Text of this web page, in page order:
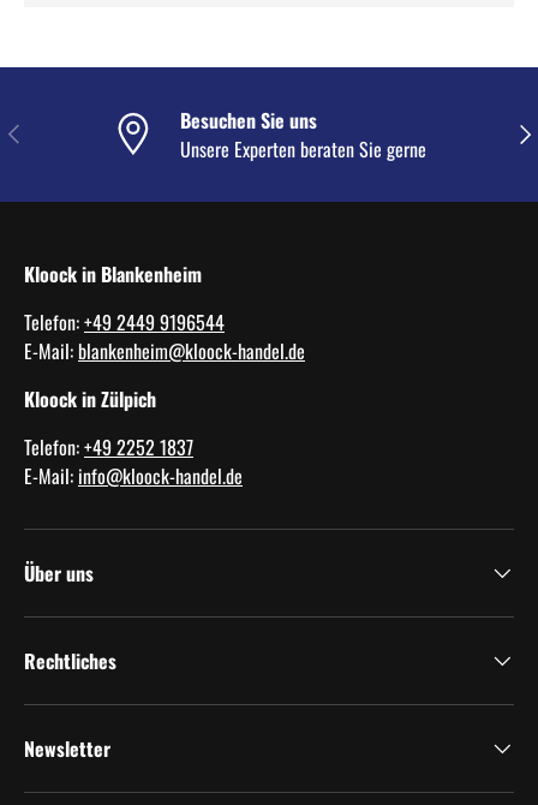
VORHERIGE
Besuchen Sie uns
Unsere Experten beraten Sie gerne
Kloock in Blankenheim
Telefon:+49 2449 9196544
E-Mail:blankenheim@kloock-handel.de
Kloock in Zülpich
Telefon:+49 2252 1837
E-Mail: info@kloock-handel.de
Über uns
Rechtliches
Newsletter